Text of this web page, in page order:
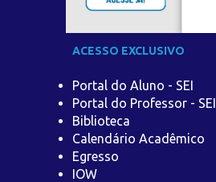
ACESSO EXCLUSIVO
Portal do Aluno - SEI
Portal do Professor - SEI
Biblioteca
Calendário Acadêmico
Egresso
IOW